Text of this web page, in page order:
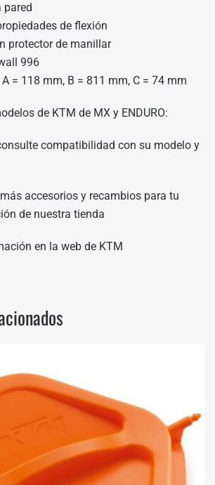
pared
de flexión
protector de manillar
996
= 118 mm, B = 811 mm, C = 74 mm
de KTM de MX y ENDURO:
compatibilidad con su modelo y
accesorios y recambios para tu
de nuestra tienda
en la web de KTM